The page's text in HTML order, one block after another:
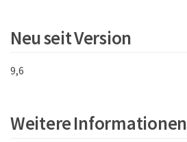
Neu seit Version
9,6
Weitere Informationen